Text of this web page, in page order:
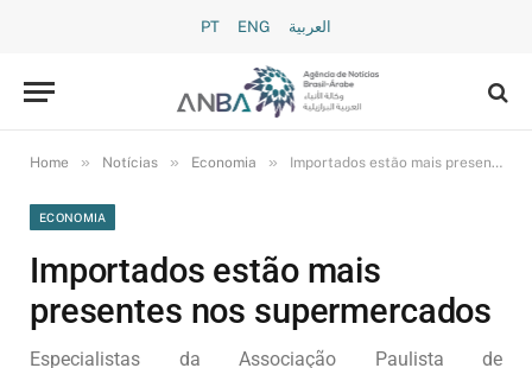
PT ENG العربية
Home » Notícias » Economia » Importados estão mais presentes nos supermercados
ECONOMIA
Importados estão mais
presentes nos supermercados
Especialistas da Associação Paulista de